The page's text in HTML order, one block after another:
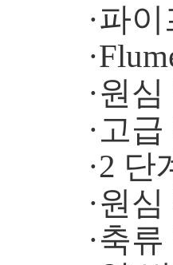
·파
·원
·고
·2
·원
·축